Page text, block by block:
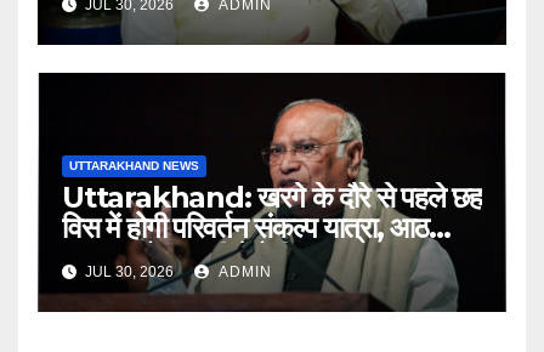
अधिकारियों को नोटिस…
JUL 30, 2026 ADMIN
UTTARAKHAND NEWS
Uttarakhand: खरगे के दौरे से पहले छह
विस में होगी परिवर्तन संकल्प यात्रा, आठ
अगस्त को हल्द्वानी में रैली
JUL 30, 2026 ADMIN